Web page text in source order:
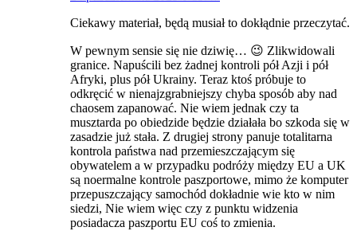
Ciekawy materiał, będą musiał to dokłądnie przeczytać.
W pewnym sensie się nie dziwię… 😉 Zlikwidowali
granice. Napuścili bez żadnej kontroli pół Azji i pół
Afryki, plus pół Ukrainy. Teraz ktoś próbuje to
odkręcić w nienajzgrabniejszy chyba sposób aby nad
chaosem zapanować. Nie wiem jednak czy ta
musztarda po obiedzide będzie działała bo szkoda się w
zasadzie już stała. Z drugiej strony panuje totalitarna
kontrola państwa nad przemieszczającym się
obywatelem a w przypadku podróży między EU a UK
są noermalne kontrole paszportowe, mimo że komputer
przepuszczający samochód dokładnie wie kto w nim
siedzi, Nie wiem więc czy z punktu widzenia
posiadacza paszportu EU coś to zmienia.